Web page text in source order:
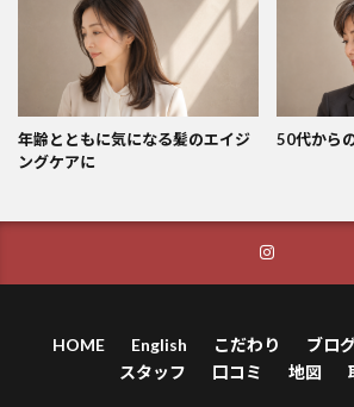
年齢とともに気になる髪のエイジ
ングケアに
50代から
HOME English こだわり ブロ
スタッフ
口コミ 地図